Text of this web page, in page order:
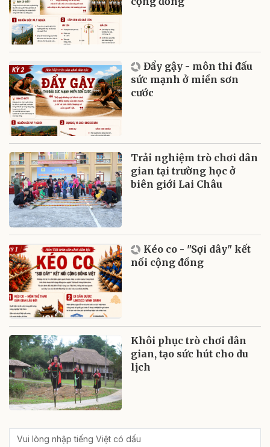
Đẩy gậy - môn thi đấu
sức mạnh ở miền sơn
cước
Trải nghiệm trò chơi dân
gian tại trường học ở
biên giới Lai Châu
Kéo co - "Sợi dây" kết
nối cộng đồng
Khôi phục trò chơi dân
gian, tạo sức hút cho du
lịch